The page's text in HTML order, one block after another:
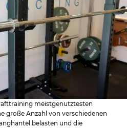
meistgenutztesten
große Anzahl von verschiedenen
belasten und die